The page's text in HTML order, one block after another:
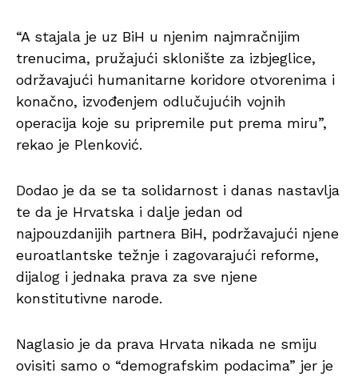
“A stajala je uz BiH u njenim najmračnijim
trenucima, pružajući sklonište za izbjeglice,
održavajući humanitarne koridore otvorenima i
konačno, izvođenjem odlučujućih vojnih
operacija koje su pripremile put prema miru”,
rekao je Plenković.
Dodao je da se ta solidarnost i danas nastavlja
te da je Hrvatska i dalje jedan od
najpouzdanijih partnera BiH, podržavajući njene
euroatlantske težnje i zagovarajući reforme,
dijalog i jednaka prava za sve njene
konstitutivne narode.
Naglasio je da prava Hrvata nikada ne smiju
ovisiti samo o “demografskim podacima” jer je